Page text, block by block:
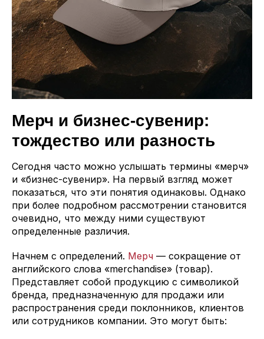
Мерч и бизнес-сувенир:
тождество или разность
Сегодня часто можно услышать термины «мерч»
и «бизнес-сувенир». На первый взгляд может
показаться, что эти понятия одинаковы. Однако
при более подробном рассмотрении становится
очевидно, что между ними существуют
определенные различия.
Начнем с определений. Мерч — сокращение от
английского слова «merchandise» (товар).
Представляет собой продукцию с символикой
бренда, предназначенную для продажи или
распространения среди поклонников, клиентов
или сотрудников компании. Это могут быть: